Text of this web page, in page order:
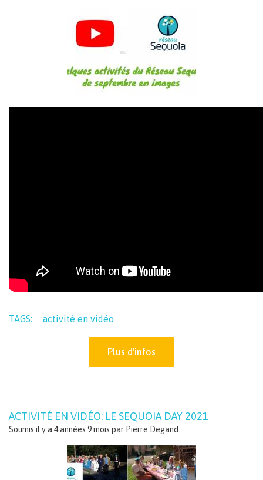
TAGS: activité en vidéo
Plus d'infos
ACTIVITÉ EN VIDÉO: LE SEQUOIA DAY 2021
Soumis il y a 4 années 9 mois par Pierre Degand